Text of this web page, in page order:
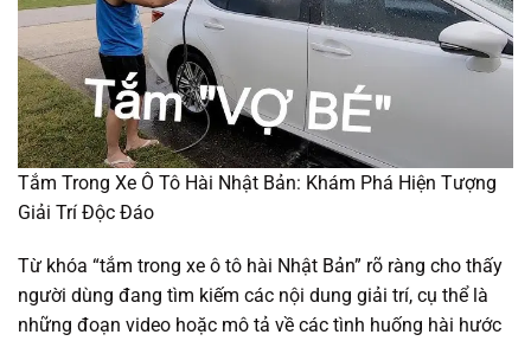
Tắm Trong Xe Ô Tô Hài Nhật Bản: Khám Phá Hiện Tượng
Giải Trí Độc Đáo
Từ khóa “tắm trong xe ô tô hài Nhật Bản” rõ ràng cho thấy
người dùng đang tìm kiếm các nội dung giải trí, cụ thể là
những đoạn video hoặc mô tả về các tình huống hài hước